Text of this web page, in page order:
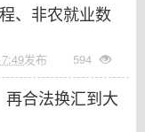
、非农就业数
发布 594
合法换汇到大